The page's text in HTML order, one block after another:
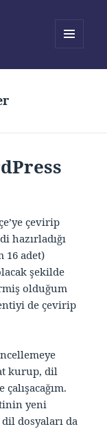
çevirip
hazırladığı
16 adet)
şekilde
olduğum
de çevirip
kurup, dil
yeni
dosyaları da